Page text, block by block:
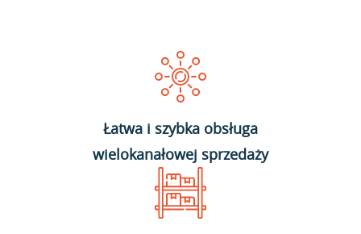
Łatwa i szybka obsługa
wielokanałowej sprzedaży